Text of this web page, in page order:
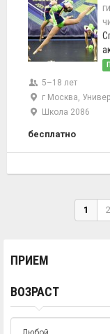
5–18 лет
г Москва,
Школа 2086
бесплатно
1 2
ПРИЕМ
ВОЗРАСТ